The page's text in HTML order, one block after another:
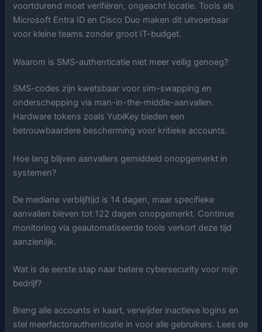
voortdurend moet verifiëren, ongeacht locatie. Tools als
Microsoft Entra ID en Cisco Duo maken dit uitvoerbaar
voor kleine teams zonder groot IT-budget.
Waarom is SMS-authenticatie niet meer veilig genoeg?
SMS-codes zijn kwetsbaar voor sim-swapping en
onderschepping via man-in-the-middle-aanvallen.
Hardware tokens zoals YubiKey bieden een
betrouwbaardere bescherming voor kritieke accounts.
Hoe lang blijven aanvallers gemiddeld onopgemerkt in
systemen?
De mediane verblijftijd is 14 dagen, maar specifieke
aanvallen bleven tot 122 dagen onopgemerkt. Continue
monitoring via geautomatiseerde tools verkort deze tijd
aanzienlijk.
Wat is de eerste stap naar betere cybersecurity voor mijn
bedrijf?
Breng alle accounts in kaart, verwijder inactieve logins en
stel meerfactorauthenticatie in voor alle gebruikers. Lees de